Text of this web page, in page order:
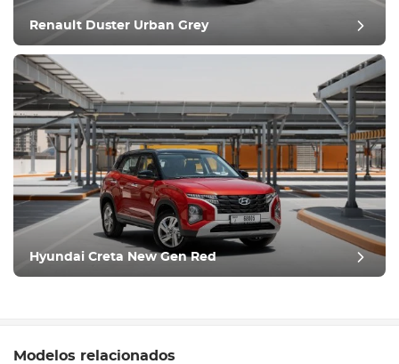
Renault Duster Urban Grey
Hyundai Creta New Gen Red
Modelos relacionados